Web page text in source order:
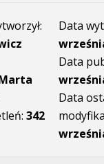
342
Data
Data
Data